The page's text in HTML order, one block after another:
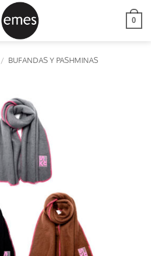
0
/ BUFANDAS Y PASHMINAS